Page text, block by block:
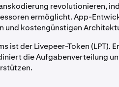
revolutionieren,
ermöglicht. App-
und kostengünstigen
ist der Livepeer-Token (LPT).
die Aufgabenverteilung